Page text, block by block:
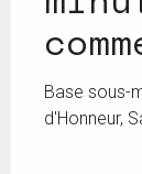
Base sous-
d'Honneur,